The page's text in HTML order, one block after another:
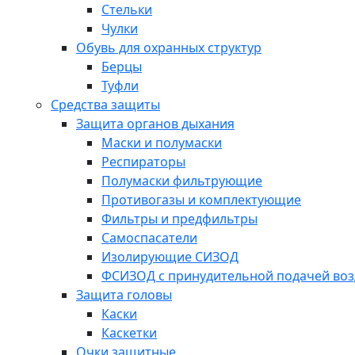
Стельки
Чулки
Обувь для охранных структур
Берцы
Туфли
Средства защиты
Защита органов дыхания
Маски и полумаски
Респираторы
Полумаски фильтрующие
Противогазы и комплектующие
Фильтры и предфильтры
Самоспасатели
Изолирующие СИЗОД
ФСИЗОД с принудительной подачей
Защита головы
Каски
Каскетки